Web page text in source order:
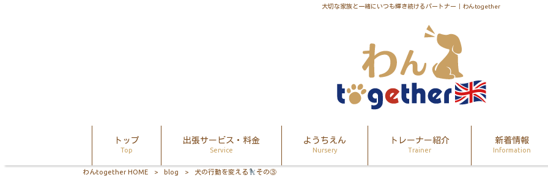
大切な家族と一緒にいつも輝き続けるパートナー｜わんtogether
トップ
Top
出張サービス・料金
Service
ようちえん
Nursery
トレーナー紹介
Trainer
新着情報
Information
わんtogether HOME > blog > 犬の行動を変える その③